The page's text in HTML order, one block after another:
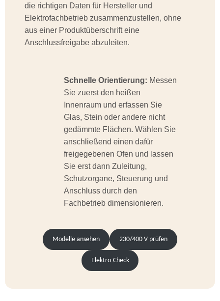
die richtigen Daten für Hersteller und
Elektrofachbetrieb zusammenzustellen, ohne
aus einer Produktüberschrift eine
Anschlussfreigabe abzuleiten.
Schnelle Orientierung: Messen
Sie zuerst den heißen
Innenraum und erfassen Sie
Glas, Stein oder andere nicht
gedämmte Flächen. Wählen Sie
anschließend einen dafür
freigegebenen Ofen und lassen
Sie erst dann Zuleitung,
Schutzorgane, Steuerung und
Anschluss durch den
Fachbetrieb dimensionieren.
Modelle ansehen 230/400 V prüfen
Elektro-Check